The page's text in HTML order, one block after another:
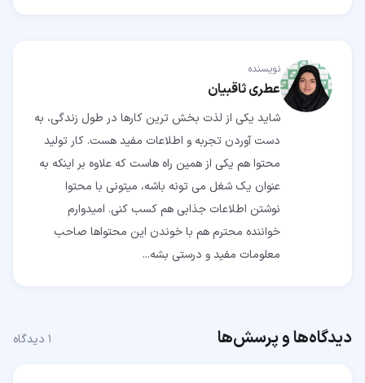
نویسنده
عطری ثاقبیان
شاید یكى از لذت بخش ترین كارها در طول زندگى، به
دست آوردن تجربه و اطلاعات مفید هست. كار تولید
محتوا هم یكى از همین راه هاست كه علاوه بر اینكه به
عنوان یک شغل می تونه باشه، میتونى با محتوا
نوشتن اطلاعات جذابى هم كسب كنى. امیدوارم
خواننده محترم هم با خوندن این محتواها صاحب
معلومات مفید و درستى بشه...
دیدگاه‌ها و پرسش‌ها ۱ دیدگاه